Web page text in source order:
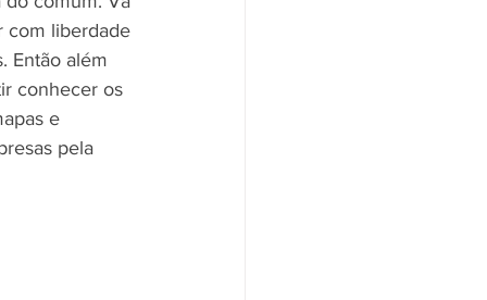
com liberdade
Então além
conhecer os
e
pela